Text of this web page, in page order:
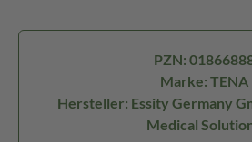
PZN:
Marke: TENA
Hersteller: Essity Germany
Medical